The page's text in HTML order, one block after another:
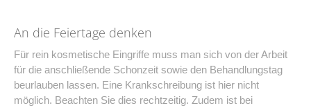
An die Feiertage denken
Für rein kosmetische Eingriffe muss man sich von der Arbeit
für die anschließende Schonzeit sowie den Behandlungstag
beurlauben lassen. Eine Krankschreibung ist hier nicht
möglich. Beachten Sie dies rechtzeitig. Zudem ist bei